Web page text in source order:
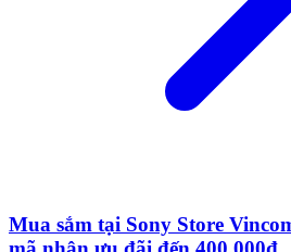
Mua sắm tại Sony Store